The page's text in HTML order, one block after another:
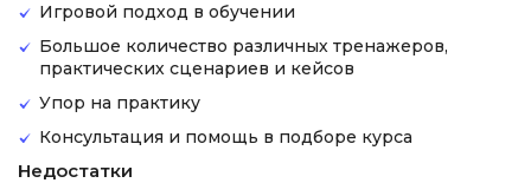
Игровой подход в обучении
Большое количество различных тренажеров,
практических сценариев и кейсов
Упор на практику
Консультация и помощь в подборе курса
Недостатки